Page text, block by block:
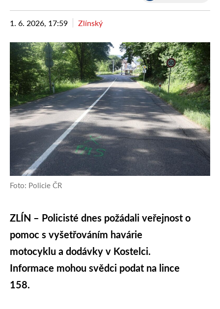
1. 6. 2026, 17:59 Zlínský
Foto: Policie ČR
ZLÍN – Policisté dnes požádali veřejnost o
pomoc s vyšetřováním havárie
motocyklu a dodávky v Kostelci.
Informace mohou svědci podat na lince
158.